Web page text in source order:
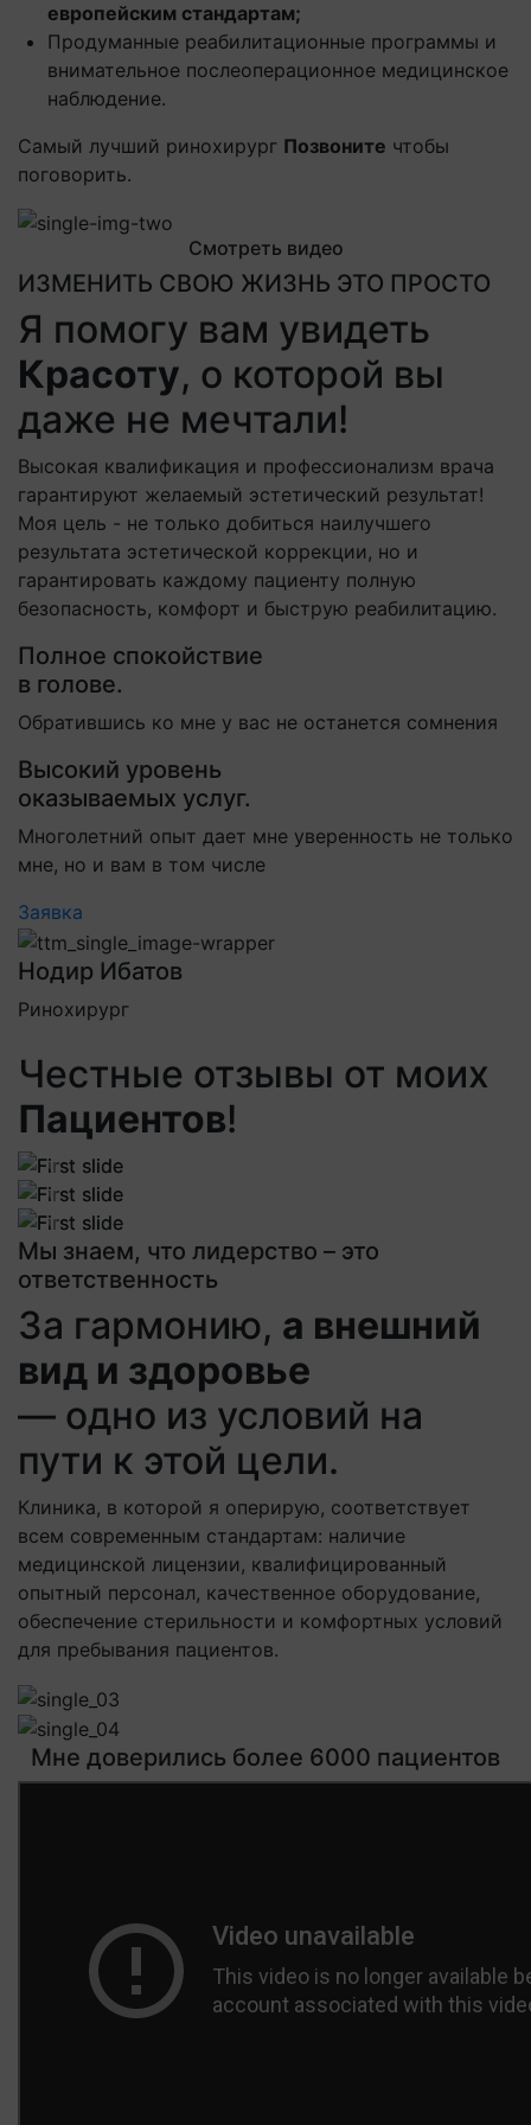
европейским стандартам;
Продуманные реабилитационные программы и
внимательное послеоперационное медицинское
наблюдение.
Самый лучший ринохирург Позвоните чтобы
поговорить.
Смотреть видео
ИЗМЕНИТЬ СВОЮ ЖИЗНЬ ЭТО ПРОСТО
Я помогу вам увидеть
Красоту, о которой вы
даже не мечтали!
Высокая квалификация и профессионализм врача
гарантируют желаемый эстетический результат!
Моя цель - не только добиться наилучшего
результата эстетической коррекции, но и
гарантировать каждому пациенту полную
безопасность, комфорт и быструю реабилитацию.
Полное спокойствие
в голове.
Обратившись ко мне у вас не останется сомнения
Высокий уровень
оказываемых услуг.
Многолетний опыт дает мне уверенность не только
мне, но и вам в том числе
Заявка
Нодир Ибатов
Ринохирург
Честные отзывы от моих
Пациентов!
Previous
Previous
Previous
Мы знаем, что лидерство – это
ответственность
За гармонию, а внешний
вид и здоровье
— одно из условий на
пути к этой цели.
Клиника, в которой я оперирую, соответствует
всем современным стандартам: наличие
медицинской лицензии, квалифицированный
опытный персонал, качественное оборудование,
обеспечение стерильности и комфортных условий
для пребывания пациентов.
Мне доверились более 6000 пациентов